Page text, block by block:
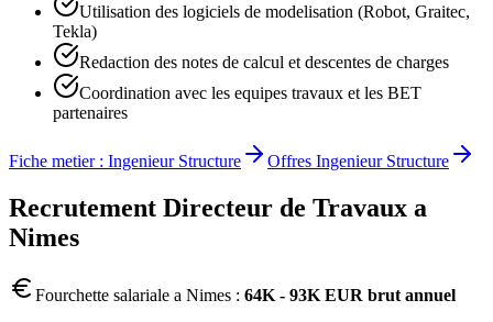
Utilisation des logiciels de modelisation (Robot, Graitec,
Tekla)
Redaction des notes de calcul et descentes de charges
Coordination avec les equipes travaux et les BET
partenaires
Fiche metier : Ingenieur Structure Offres Ingenieur Structure
Recrutement Directeur de Travaux a
Nimes
Fourchette salariale a Nimes : 64K - 93K EUR brut annuel